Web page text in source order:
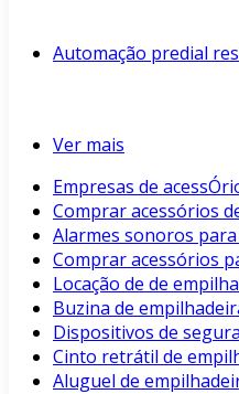
Automação predial
Ver mais
Empresas de
Comprar acessórios
Alarmes sonoros
Comprar acessórios
Locação de de
Buzina de
Dispositivos de
Cinto retrátil de
Aluguel de